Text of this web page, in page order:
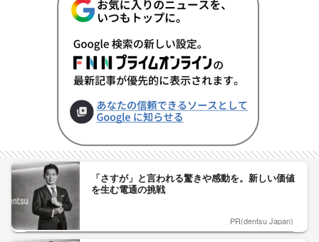
「さすが」と言われる驚きや感動を。新しい価値
を生む電通の挑戦
PR(dentsu Japan)